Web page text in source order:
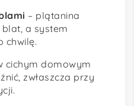
– plątanina
a system
chwilę.
cichym domowym
zwłaszcza przy